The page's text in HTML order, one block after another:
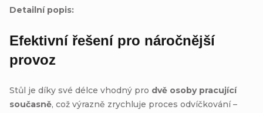
Detailní popis:
Efektivní řešení pro náročnější
provoz
Stůl je díky své délce vhodný pro dvě osoby pracující
současně, což výrazně zrychluje proces odvíčkování –